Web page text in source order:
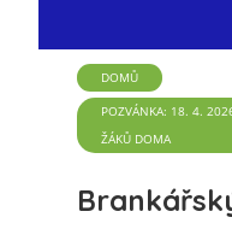
DOMŮ
POZVÁNKA: 18. 4.
ŽÁKŮ DOMA